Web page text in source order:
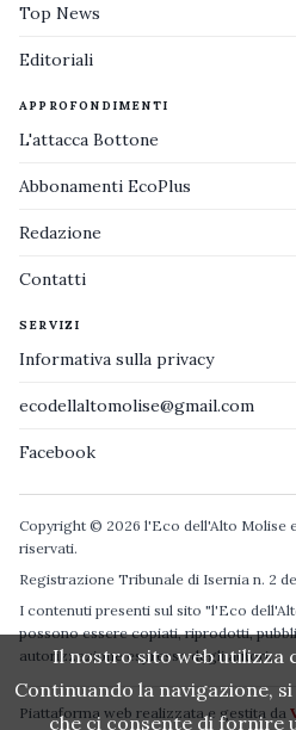
Top News
Editoriali
APPROFONDIMENTI
L'attacca Bottone
Abbonamenti EcoPlus
Redazione
Contatti
SERVIZI
Informativa sulla privacy
ecodellaltomolise@gmail.com
Facebook
Copyright © 2026 l'Eco dell'Alto Molise
riservati.
Registrazione Tribunale di Isernia n. 2
I contenuti presenti sul sito "l'Eco
possono essere copiati, riprodotti,
autorizzazione espressa degli autori.
Piattaforma web realizzata e gestita da
Il nostro sito web utilizza
Continuando la navigazione,
che ci consente di fornire